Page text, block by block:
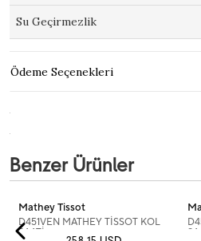
Su Geçirmezlik
Ödeme Seçenekleri
Benzer Ürünler
Mathey Tissot
D451VEN MATHEY TİSSOT KOL
SAATİ